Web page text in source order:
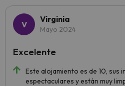
Virginia
Mayo 2024
Este alojamiento es de 10, sus
espectaculares y están muy
Excelente